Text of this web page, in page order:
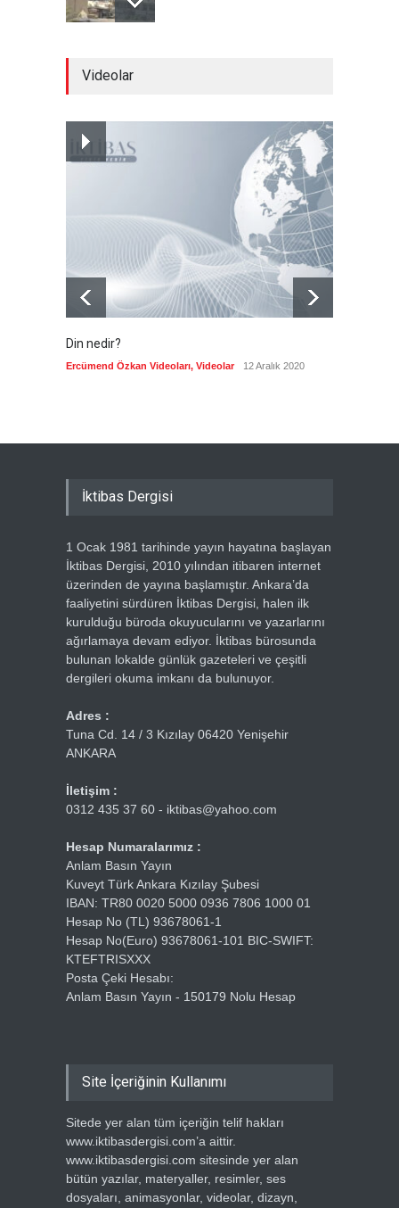
Bolat: ABD ile birlikte
çalışmaya devam edeceğiz
7 Ağustos 2026
Videolar
Din nedir?
Ercümend Özkan Videoları, Videolar 12 Aralık 2020
İktibas Dergisi
1 Ocak 1981 tarihinde yayın hayatına başlayan
İktibas Dergisi, 2010 yılından itibaren internet
üzerinden de yayına başlamıştır. Ankara’da
faaliyetini sürdüren İktibas Dergisi, halen ilk
kurulduğu büroda okuyucularını ve yazarlarını
ağırlamaya devam ediyor. İktibas bürosunda
bulunan lokalde günlük gazeteleri ve çeşitli
dergileri okuma imkanı da bulunuyor.
Adres :
Tuna Cd. 14 / 3 Kızılay 06420 Yenişehir
ANKARA
İletişim :
0312 435 37 60 - iktibas@yahoo.com
Hesap Numaralarımız :
Anlam Basın Yayın
Kuveyt Türk Ankara Kızılay Şubesi
IBAN: TR80 0020 5000 0936 7806 1000 01
Hesap No (TL) 93678061-1
Hesap No(Euro) 93678061-101 BIC-SWIFT:
KTEFTRISXXX
Posta Çeki Hesabı:
Anlam Basın Yayın - 150179 Nolu Hesap
Site İçeriğinin Kullanımı
Sitede yer alan tüm içeriğin telif hakları
www.iktibasdergisi.com’a aittir.
www.iktibasdergisi.com sitesinde yer alan
bütün yazılar, materyaller, resimler, ses
dosyaları, animasyonlar, videolar, dizayn,